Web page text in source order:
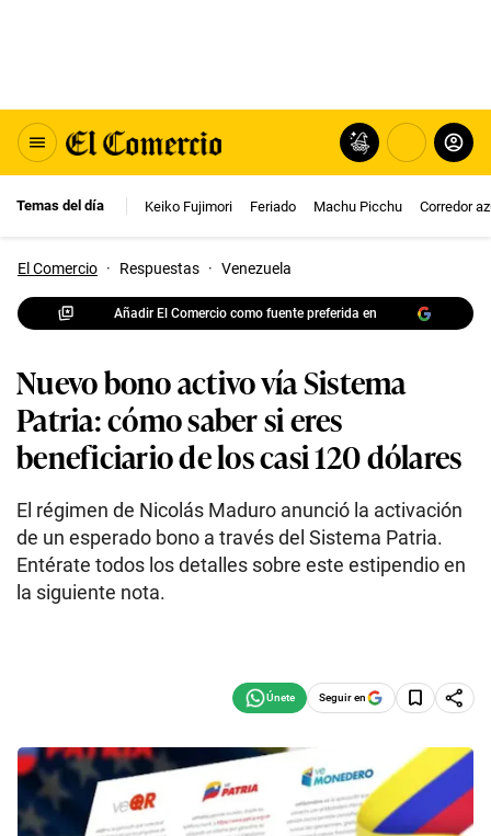
Temas del día Keiko Fujimori Feriado Machu Picchu Corredor
El Comercio · Respuestas · Venezuela
Añadir El Comercio como fuente preferida en
Nuevo bono activo vía Sistema
Patria: cómo saber si eres
beneficiario de los casi 120 dólares
El régimen de Nicolás Maduro anunció la activación
de un esperado bono a través del Sistema Patria.
Entérate todos los detalles sobre este estipendio en
la siguiente nota.
Seguir en